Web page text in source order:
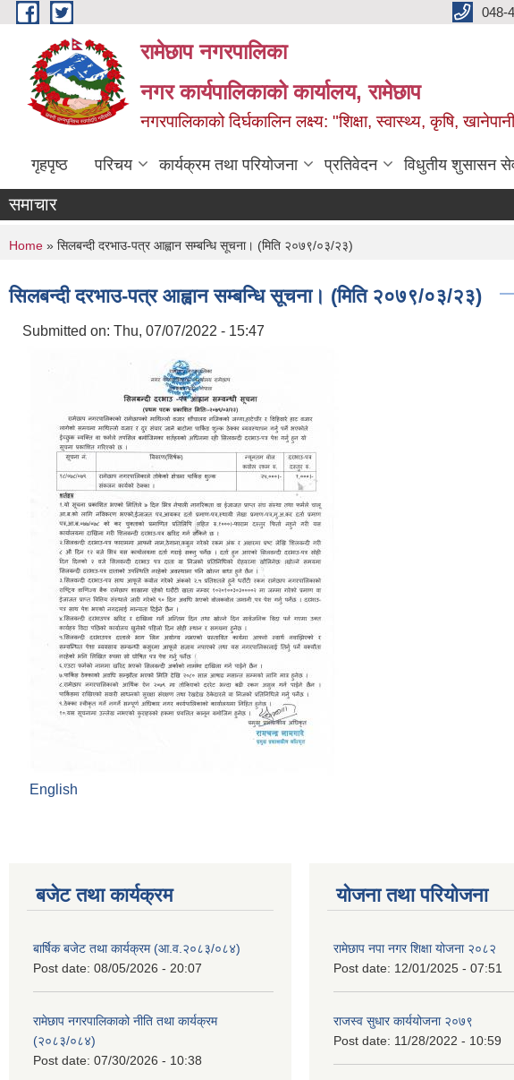
Skip to main content 048-
रामेछाप नगरपालिका
नगर कार्यपालिकाको कार्यालय, रामेछाप
नगरपालिकाको दिर्घकालिन लक्ष्य: "शिक्षा, स्वास्थ्य, कृषि,
गृहपृष्ठ परिचय कार्यक्रम तथा परियोजना प्रतिवेदन विधुतीय शुसासन
समाचार
You are here
Home » सिलबन्दी दरभाउ-पत्र आह्वान सम्बन्धि सूचना। (मिति २०७९/०३/२३)
सिलबन्दी दरभाउ-पत्र आह्वान सम्बन्धि सूचना। (मिति २०७९/०३/२३)
Submitted on: Thu, 07/07/2022 - 15:47
English
बजेट तथा कार्यक्रम
बार्षिक बजेट तथा कार्यक्रम (आ.व.२०८३/०८४)
Post date: 08/05/2026 - 20:07
रामेछाप नगरपालिकाको नीति तथा कार्यक्रम
(२०८३/०८४)
Post date: 07/30/2026 - 10:38
योजना तथा परियोजना
रामेछाप नपा नगर शिक्षा योजना २०८२
Post date: 12/01/2025 - 07:51
राजस्व सुधार कार्ययोजना २०७९
Post date: 11/28/2022 - 10:59